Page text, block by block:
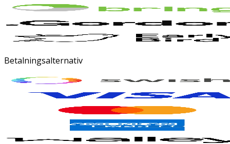
Betalningsalternativ